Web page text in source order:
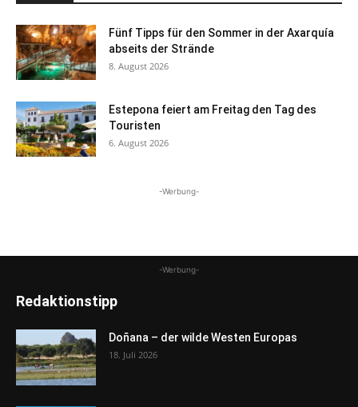
Fünf Tipps für den Sommer in der Axarquía
abseits der Strände
8. August 2026
Estepona feiert am Freitag den Tag des
Touristen
6. August 2026
-Werbung-
-Werbung-
Redaktionstipp
Doñana – der wilde Westen Europas
18. Juli 2026